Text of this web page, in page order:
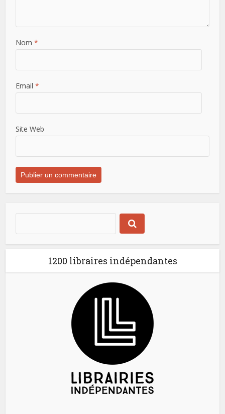
Nom *
Email *
Site Web
1200 libraires indépendantes